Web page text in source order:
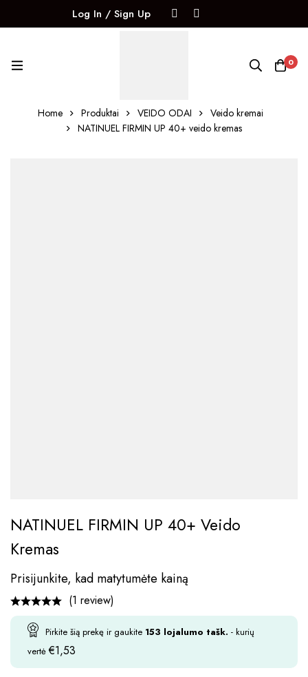
Log In / Sign Up
0
Home Produktai VEIDO ODAI
Veido kremai
NATINUEL FIRMIN UP 40+ veido kremas
NATINUEL FIRMIN UP 40+ Veido
Kremas
Prisijunkite, kad matytumėte kainą
(1 review)
Pirkite šią prekę ir gaukite 153 lojalumo tašk. - kurių
vertė€1,53